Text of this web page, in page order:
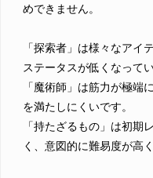
めできません。
「探索者」は様々なアイ
ステータスが低くなってい
「魔術師」は筋力が極端
を満たしにくいです。
「持たざるもの」は初期
く、意図的に難易度が高